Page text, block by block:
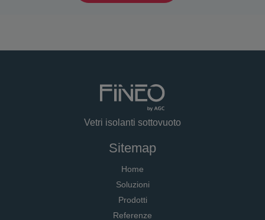
Vetri isolanti sottovuoto
Sitemap
Home
Soluzioni
Prodotti
Referenze